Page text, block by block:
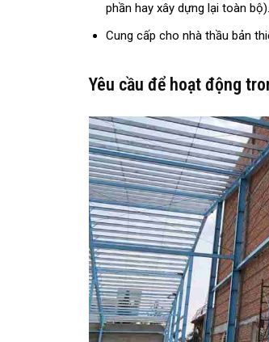
phần hay xây dựng lại toàn bộ).
Cung cấp cho nhà thầu bản
Yêu cầu để hoạt động